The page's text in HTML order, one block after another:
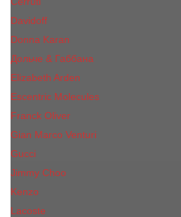
Davidoff
Donna Karan
Дольче & Габбана
Elizabeth Arden
Escentric Molecules
Franck Oliver
Gian Marco Venturi
Gucci
Jimmy Choo
Kenzo
Lacoste